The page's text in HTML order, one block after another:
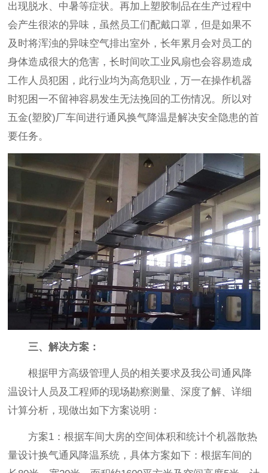
出现脱水、中暑等症状。再加上塑胶制品在生产过程中
会产生很浓的异味，虽然员工们配戴口罩，但是如果不
及时将浑浊的异味空气排出室外，长年累月会对员工的
身体造成很大的危害，长时间吹工业风扇也会容易造成
工作人员犯困，此行业均为高危职业，万一在操作机器
时犯困一不留神容易发生无法挽回的工伤情况。所以对
五金(塑胶)厂车间进行通风换气降温是解决安全隐患的首
要任务。
三、解决方案：
根据甲方高级管理人员的相关要求及我公司通风降
温设计人员及工程师的现场勘察测量、深度了解、详细
计算分析，现做出如下方案说明：
方案1：根据车间大房的空间体积和统计个机器散热
量设计换气通风降温系统，具体方案如下：根据车间的